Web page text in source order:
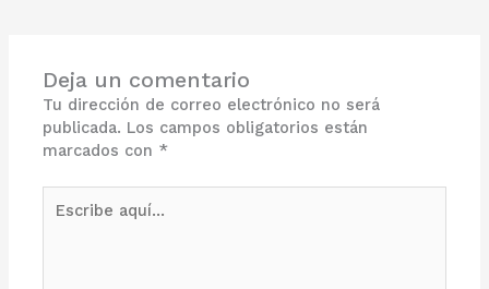
Deja un comentario
Tu dirección de correo electrónico no será
publicada. Los campos obligatorios están
marcados con *
aquí...